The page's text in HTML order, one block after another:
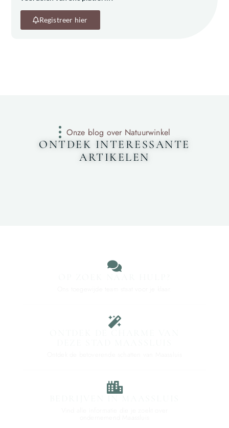
Registreer hier
Onze blog over Natuurwinkel
ONTDEK INTERESSANTE
ARTIKELEN